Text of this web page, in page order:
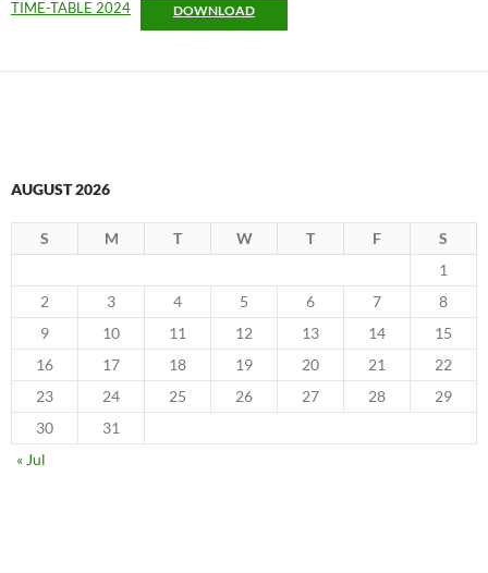
TIME-TABLE 2024 DOWNLOAD
AUGUST 2026
S M T W T F
S
1
2
3 4 5 6 7
8
9
10 11 12 13 14
15
16
17 18 19 20 21
22
23
24 25 26 27 28
29
30
31
« Jul